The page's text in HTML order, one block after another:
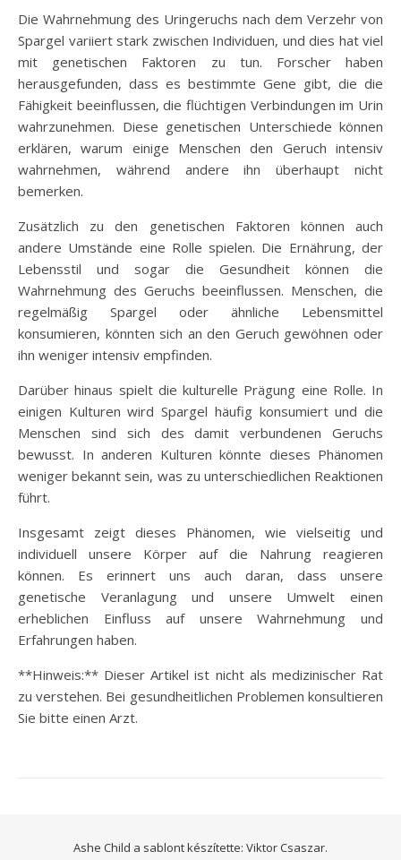
Die Wahrnehmung des Uringeruchs nach dem Verzehr von
Spargel variiert stark zwischen Individuen, und dies hat viel
mit genetischen Faktoren zu tun. Forscher haben
herausgefunden, dass es bestimmte Gene gibt, die die
Fähigkeit beeinflussen, die flüchtigen Verbindungen im Urin
wahrzunehmen. Diese genetischen Unterschiede können
erklären, warum einige Menschen den Geruch intensiv
wahrnehmen, während andere ihn überhaupt nicht
bemerken.
Zusätzlich zu den genetischen Faktoren können auch
andere Umstände eine Rolle spielen. Die Ernährung, der
Lebensstil und sogar die Gesundheit können die
Wahrnehmung des Geruchs beeinflussen. Menschen, die
regelmäßig Spargel oder ähnliche Lebensmittel
konsumieren, könnten sich an den Geruch gewöhnen oder
ihn weniger intensiv empfinden.
Darüber hinaus spielt die kulturelle Prägung eine Rolle. In
einigen Kulturen wird Spargel häufig konsumiert und die
Menschen sind sich des damit verbundenen Geruchs
bewusst. In anderen Kulturen könnte dieses Phänomen
weniger bekannt sein, was zu unterschiedlichen Reaktionen
führt.
Insgesamt zeigt dieses Phänomen, wie vielseitig und
individuell unsere Körper auf die Nahrung reagieren
können. Es erinnert uns auch daran, dass unsere
genetische Veranlagung und unsere Umwelt einen
erheblichen Einfluss auf unsere Wahrnehmung und
Erfahrungen haben.
**Hinweis:** Dieser Artikel ist nicht als medizinischer Rat
zu verstehen. Bei gesundheitlichen Problemen konsultieren
Sie bitte einen Arzt.
Ashe Child a sablont készítette: Viktor Csaszar.